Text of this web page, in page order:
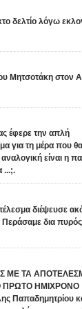
δελτίο λόγω
Μητσοτάκη στον
έφερε την απλή
για τη μέρα που θα
είναι η
...;.
διέψευσε
δια πυρός
ΜΕ ΤΑ
ΗΜΙΧΡΟΝΟ
Παπαδημητρίου